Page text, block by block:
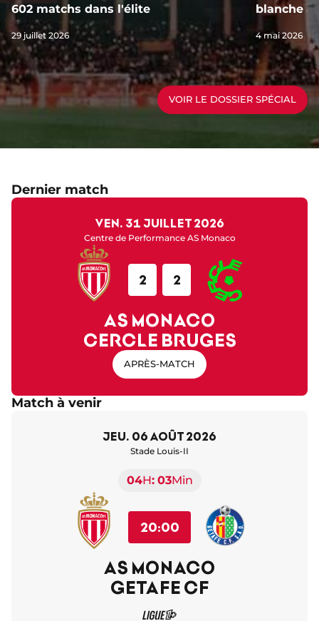
602 matchs dans l'élite
29 juillet 2026
blanche
4 mai 2026
VOIR LE DOSSIER SPÉCIAL
Dernier match
ven. 31 juillet 2026
Centre de Performance AS Monaco
AS MONACO
2
CERCLE BRUGES
2
APRÈS-MATCH
Match à venir
jeu. 06 août 2026
Stade Louis-II
04H 03Min
20:00
AS MONACO
GETAFE CF